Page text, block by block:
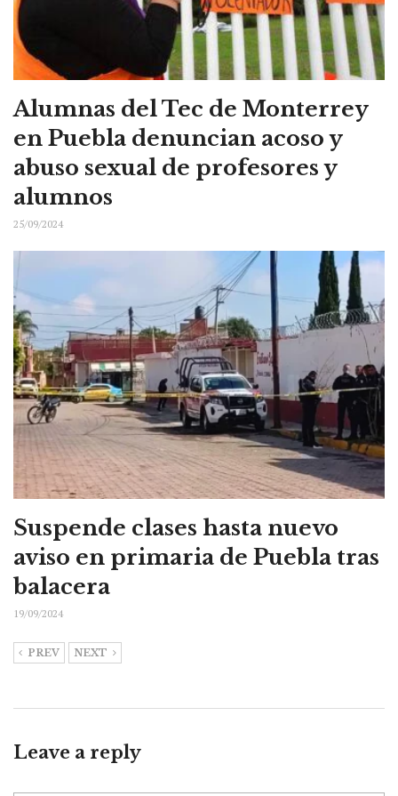
Alumnas del Tec de Monterrey
en Puebla denuncian acoso y
abuso sexual de profesores y
alumnos
25/09/2024
Suspende clases hasta nuevo
aviso en primaria de Puebla tras
balacera
19/09/2024
PREV NEXT
Leave a reply